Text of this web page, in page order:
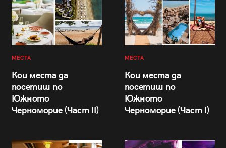
МЕСТА
Кои места да
посетиш по
Южното
Черноморие (Част II)
МЕСТА
Кои места да
посетиш по
Южното
Черноморие (Част I)